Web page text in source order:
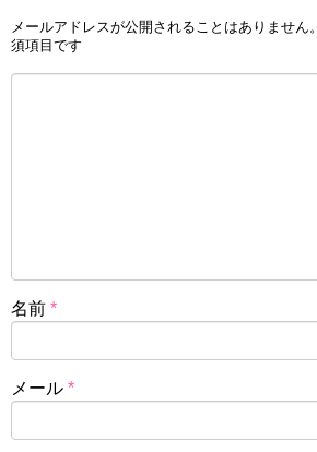
メールアドレスが公開されることはありません。
須項目です
名前 *
メール *